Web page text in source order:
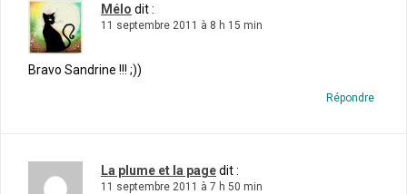
Mélo dit :
11 septembre 2011 à 8 h 15 min
Bravo Sandrine !!! ;))
Répondre
La plume et la pagedit :
11 septembre 2011 à 7 h 50 min